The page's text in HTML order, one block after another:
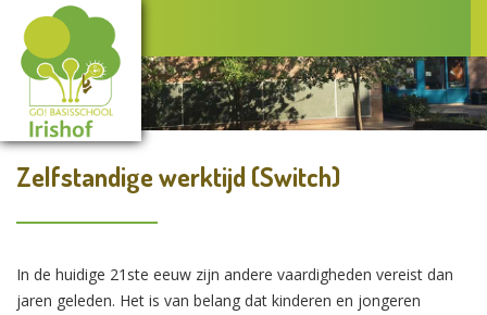
Zelfstandige werktijd (Switch)
In de huidige 21ste eeuw zijn andere vaardigheden vereist dan
jaren geleden. Het is van belang dat kinderen en jongeren